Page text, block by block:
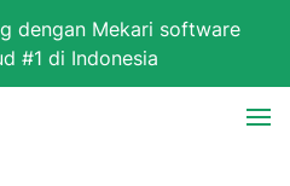
dengan Mekari software
#1 di Indonesia